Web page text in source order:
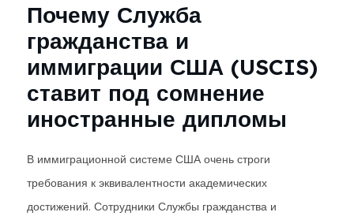
Почему Служба
гражданства и
иммиграции США (USCIS)
ставит под сомнение
иностранные дипломы
В иммиграционной системе США очень строги
требования к эквивалентности академических
достижений. Сотрудники Службы гражданства и